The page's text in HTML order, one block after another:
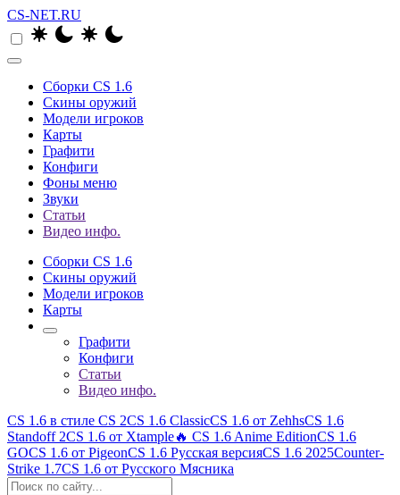
CS-NET.RU
Сборки CS 1.6
Скины оружий
Модели игроков
Карты
Графити
Конфиги
Фоны меню
Звуки
Статьи
Видео инфо.
Сборки CS 1.6
Скины оружий
Модели игроков
Карты
Графити
Конфиги
Статьи
Видео инфо.
CS 1.6 в стиле CS 2CS 1.6 ClassicCS 1.6 от ZehhsCS 1.6
Standoff 2CS 1.6 от Xtample🔥 CS 1.6 Anime EditionCS 1.6
GOCS 1.6 от PigeonCS 1.6 Русская версияCS 1.6 2025Counter-
Strike 1.7CS 1.6 от Русского Мясника